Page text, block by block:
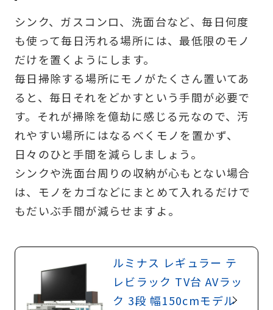
シンク、ガスコンロ、洗面台など、毎日何度
も使って毎日汚れる場所には、最低限のモノ
だけを置くようにします。
毎日掃除する場所にモノがたくさん置いてあ
ると、毎日それをどかすという手間が必要で
す。それが掃除を億劫に感じる元なので、汚
れやすい場所にはなるべくモノを置かず、
日々のひと手間を減らしましょう。
シンクや洗面台周りの収納が心もとない場合
は、モノをカゴなどにまとめて入れるだけで
もだいぶ手間が減らせますよ。
ルミナス レギュラー テ
レビラック TV台 AVラッ
ク 3段 幅150cmモデル